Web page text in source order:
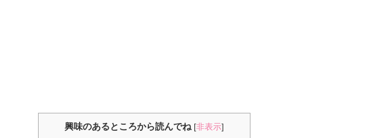
興味のあるところから読んでね [非表示]